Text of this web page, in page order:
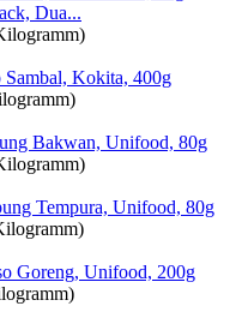
Dua...
Sambal, Kokita, 400g
Bakwan, Unifood, 80g
Tempura, Unifood, 80g
Goreng, Unifood, 200g